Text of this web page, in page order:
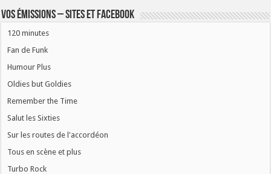
Vos émissions – Sites et Facebook
120 minutes
Fan de Funk
Humour Plus
Oldies but Goldies
Remember the Time
Salut les Sixties
Sur les routes de l'accordéon
Tous en scène et plus
Turbo Rock